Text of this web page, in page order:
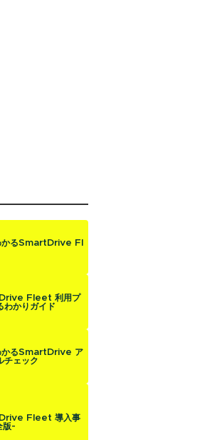
かるSmartDrive Fl
Fleet 利用プ
わかりガイド
かるSmartDrive ア
チェック
Fleet 導入事
版-